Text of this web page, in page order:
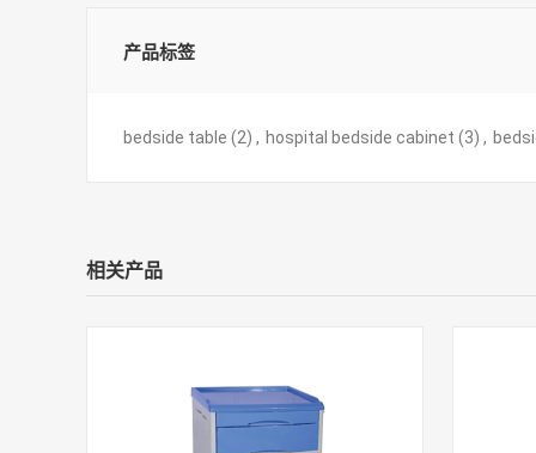
产品标签
bedside table (2) , hospital bedside cabinet (3) ,
相关产品